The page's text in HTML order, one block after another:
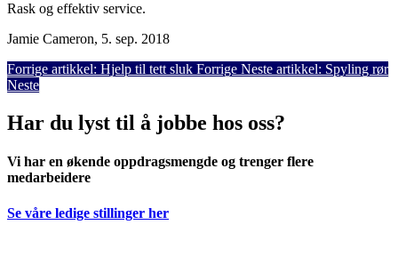
Rask og effektiv service.
Jamie Cameron, 5. sep. 2018
Forrige artikkel: Hjelp til tett sluk Forrige Neste artikkel: Spyling rør
Neste
Har du lyst til å jobbe hos oss?
Vi har en økende oppdragsmengde og trenger flere
medarbeidere
Se våre ledige stillinger her